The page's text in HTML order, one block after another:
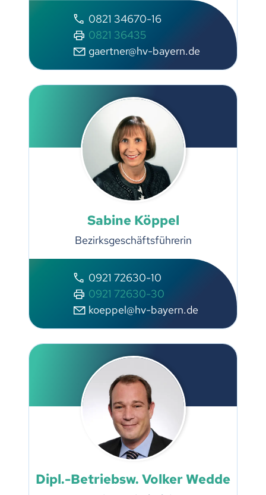
0821 34670-16
0821 36435
gaertner@hv-bayern.de
Sabine Köppel
Bezirksgeschäftsführerin
0921 72630-10
0921 72630-30
koeppel@hv-bayern.de
Dipl.-Betriebsw. Volker Wedde